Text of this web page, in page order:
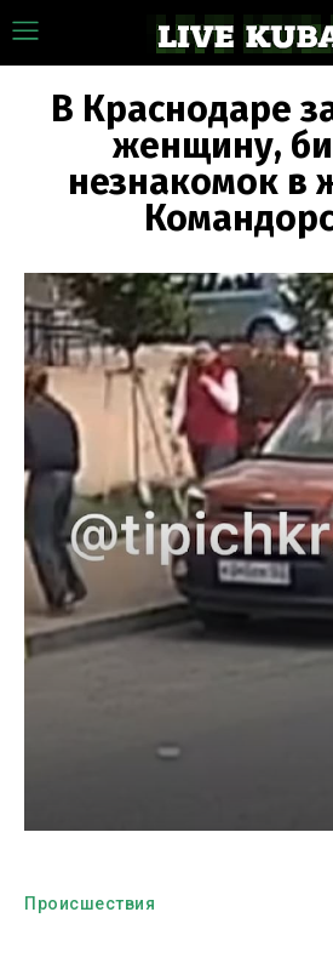
В Краснодаре
женщину,
незнакомок в
Происшествия